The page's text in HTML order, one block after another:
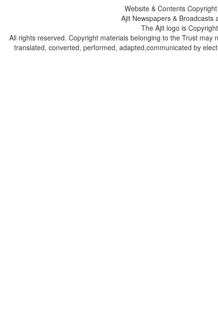
Website & Contents
Ajit Newspapers &
The Ajit logo is
All rights reserved. Copyright materials belonging to the Trust
translated, converted, performed, adapted,communicated by